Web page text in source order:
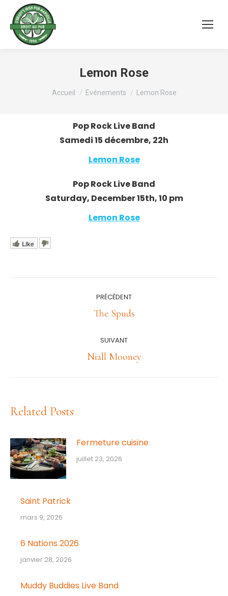
Lemon Rose
Vous êtes ici :
Accueil Evénements Lemon Rose
Pop Rock Live Band
Samedi 15 décembre, 22h
Lemon Rose
Pop Rock Live Band
Saturday, December 15th, 10 pm
Lemon Rose
Like
PRÉCÉDENT
Article
:
The Spuds
SUIVANT
Article
Niall Mooney
Related Posts
Fermeture cuisine
juillet 23, 2026
Saint Patrick
mars 9, 2026
6 Nations 2026
janvier 28, 2026
Muddy Buddies Live Band